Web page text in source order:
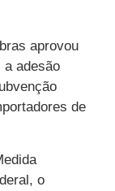
aprovou
a adesão
de
o